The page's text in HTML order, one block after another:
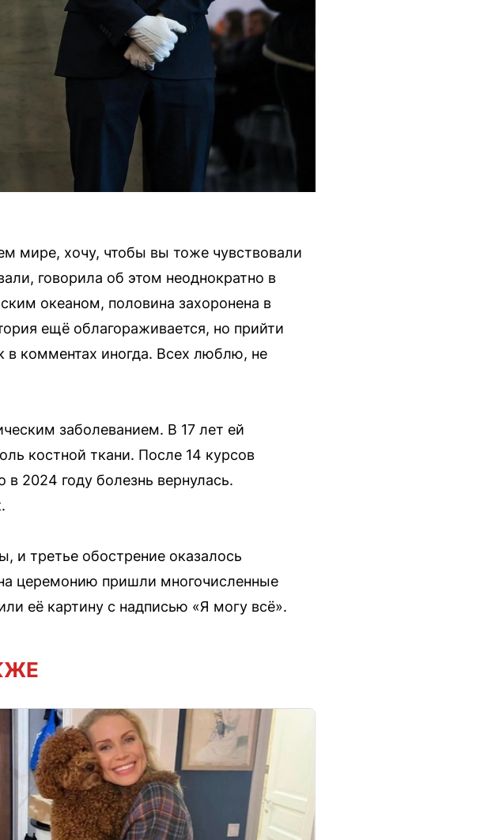
мире, хочу, чтобы вы тоже чувствовали
говорила об этом неоднократно в
океаном, половина захоронена в
ещё облагораживается, но прийти
в комментах иногда. Всех люблю, не
заболеванием. В 17 лет ей
костной ткани. После 14 курсов
2024 году болезнь вернулась.
и третье обострение оказалось
церемонию пришли многочисленные
её картину с надписью «Я могу всё».